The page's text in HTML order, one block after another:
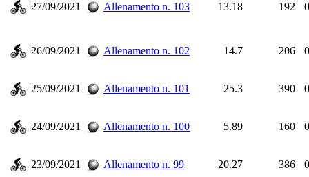
27/09/2021 Allenamento n. 103 13.18 192
26/09/2021 Allenamento n. 102 14.7 206
25/09/2021 Allenamento n. 101 25.3 390
24/09/2021 Allenamento n. 100 5.89 160
23/09/2021 Allenamento n. 99 20.27 386